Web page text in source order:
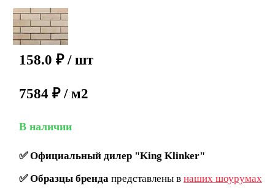
158.0 ₽ / шт
7584 ₽ / м2
В наличии
✅Официальный дилер "King Klinker"
✅Образцы брендапредставлены в наших шоурумах